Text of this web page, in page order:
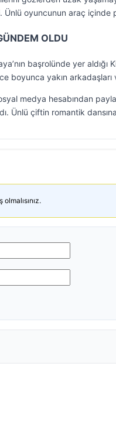
Ünlü oyuncunun araç içinde
OLDU
başrolünde yer
boyunca yakın
medya hesabından
Ünlü çiftin romantik